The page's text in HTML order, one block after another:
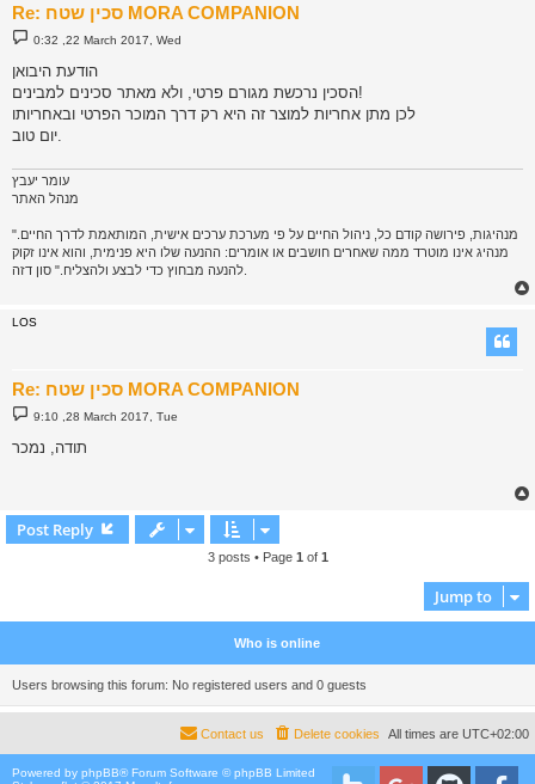
Re: סכין שטח MORA COMPANION
P
o
t
0:32 ,22 March 2017, Wed
הודעת היבואן
הסכין נרכשת מגורם פרטי, ולא מאתר סכינים למבינים!
לכן מתן אחריות למוצר זה היא רק דרך המוכר הפרטי ובאחריותו
יום טוב.
עומר יעבץ
מנהל האתר
"מנהיגות, פירושה קודם כל, ניהול החיים על פי מערכת ערכים אישית, המותאמת לדרך החיים.
מנהיג אינו מוטרד ממה שאחרים חושבים או אומרים: ההנעה שלו היא פנימית, והוא אינו זקוק
LOS
Re: סכין שטח MORA COMPANION
P
t
9:10 ,28 March 2017, Tue
תודה, נמכר
Post Reply
3 posts • Page 1of 1
Jump to
Who is online
Users browsing this forum: No registered users and 0 guests
All times are UTC+02:00
Delete cookies
Contact us
Powered by phpBB® Forum Software © phpBB Limited